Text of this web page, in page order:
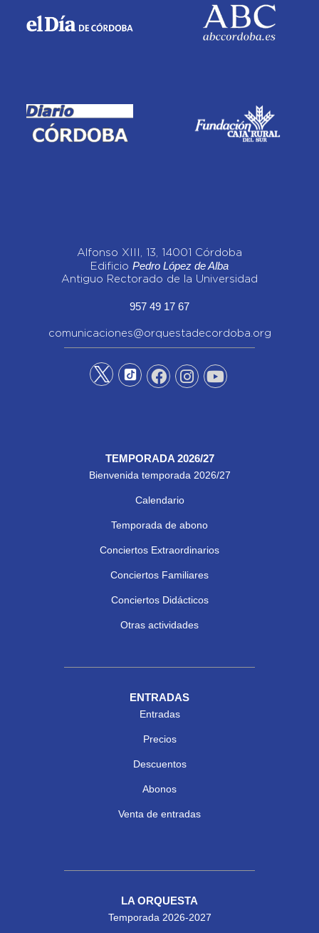
Alfonso XIII, 13, 14001 Córdoba
Edificio Pedro López de Alba
Antiguo Rectorado de la Universidad
957 49 17 67
comunicaciones@orquestadecordoba.org
TEMPORADA 2026/27
Bienvenida temporada 2026/27
Calendario
Temporada de abono
Conciertos Extraordinarios
Conciertos Familiares
Conciertos Didácticos
Otras actividades
ENTRADAS
Entradas
Precios
Descuentos
Abonos
Venta de entradas
LA ORQUESTA
Temporada 2026-2027